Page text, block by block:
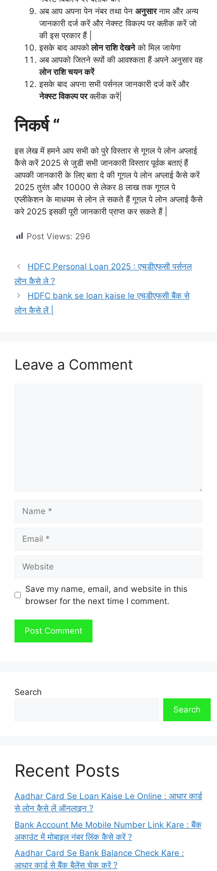
अब आप अपना पेन नंबर तथा पेन अनुसारनाम और अन्य
जानकारी दर्ज करें और नेक्स्ट विकल्प पर क्लीक करें जो
की इस प्रकार हैं |
इसके बाद आपकोलोन राशि देखनेको मिल जायेगा
अब आपको जितने रूपों की आवश्कता हैं अपने अनुसार वह
लोन राशि चयन करें
इसके बाद अपना सभी पर्सनल जानकारी दर्ज करें और
नेक्स्ट विकल्प परक्लीक करें|
निकर्ष “
इस लेख में हमने आप सभी को पुरे विस्तार से गूगल पे लोन अप्लाई
कैसे करें 2025 से जुडी सभी जानकारी विस्तार पूर्वक बताएं हैं
आपकी जानकारी के लिए बता दे की गूगल पे लोन अप्लाई कैसे करें
2025 तुरंत और 10000 से लेकर 8 लाख तक गूगल पे
एप्लीकेशन के माधयम से लोन ले सकते हैं गूगल पे लोन अप्लाई कैसे
करे 2025 इसकी पूरी जानकारी प्राप्त कर सकते हैं |
Post Views: 296
HDFC Personal Loan 2025 : एचडीएफसी पर्सनल
लोन कैसे ले ?
HDFC bank se loan kaise le एचडीएफसी बैंक से
लोन कैसे लें |
Leave a Comment
Save my name, email, and website in this
browser for the next time I comment.
Search
Search
Recent Posts
Aadhar Card Se Loan Kaise Le Online : आधार कार्ड
से लोन कैसे लें ऑनलाइन ?
Bank Account Me Mobile Number Link Kare : बैंक
अकाउंट में मोबाइल नंबर लिंक कैसे करें ?
Aadhar Card Se Bank Balance Check Kare :
आधार कार्ड से बैंक बैलेंस चेक करें ?